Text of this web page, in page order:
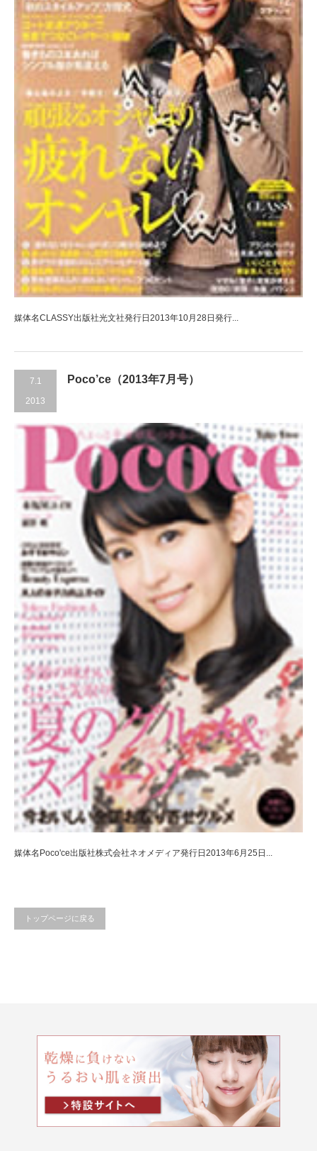
媒体名CLASSY出版社光文社発行日2013年10月28日発行...
7.1
2013
Poco’ce（2013年7月号）
媒体名Poco'ce出版社株式会社ネオメディア発行日2013年6月25日...
トップページに戻る